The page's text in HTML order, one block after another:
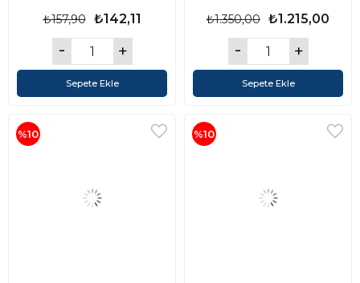
₺142,11
₺157,90
Sepete Ekle
₺1.215,00
₺1.350,00
Sepete Ekle
%10 %10